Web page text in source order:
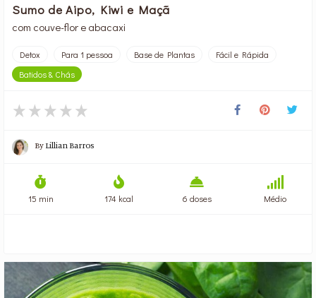
Sumo de Aipo, Kiwi e Maçã
com couve-flor e abacaxi
Detox Para 1 pessoa Base de Plantas
Fácil e Rápida
Batidos & Chás
By Lillian Barros
15 min 174 kcal 6 doses Médio